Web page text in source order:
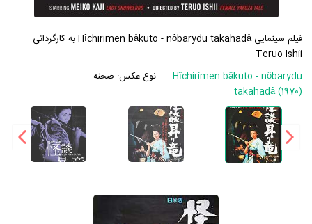
فیلم سینمایی Hîchirimen bâkuto - nôbarydu takahadâ به کارگردانی
Teruo Ishii
Hîchirimen bâkuto - nôbarydu
takahadâ (1970)
نوع عکس: صحنه